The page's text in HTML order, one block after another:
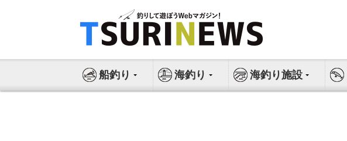
ス
船釣り 海釣り 海釣り施設